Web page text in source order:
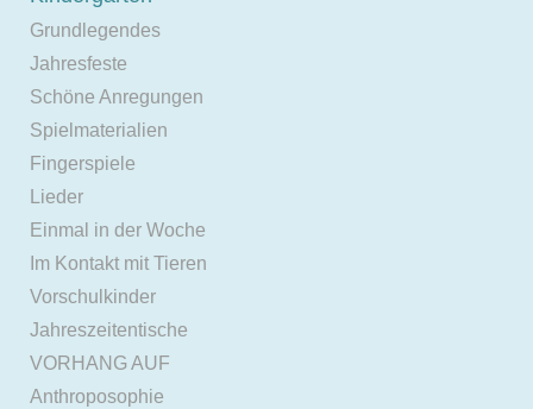
Grundlegendes
Jahresfeste
Schöne Anregungen
Spielmaterialien
Fingerspiele
Lieder
Einmal in der Woche
Im Kontakt mit Tieren
Vorschulkinder
Jahreszeitentische
VORHANG AUF
Anthroposophie